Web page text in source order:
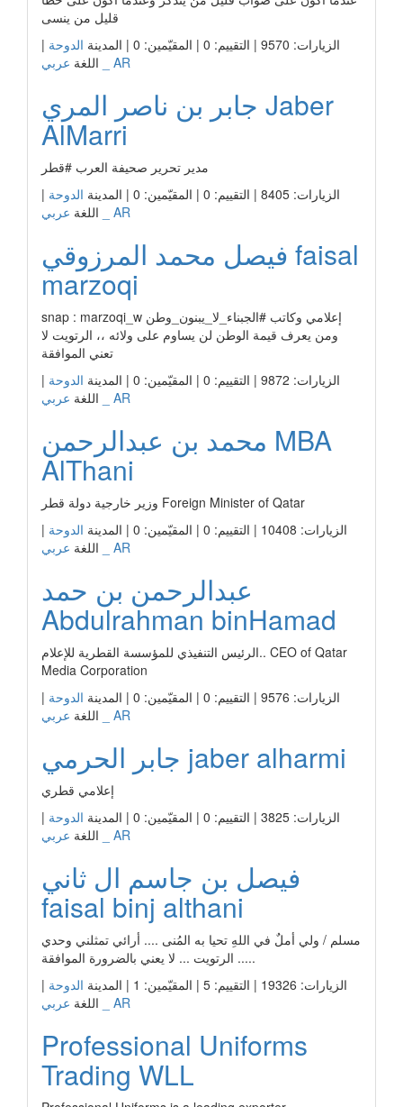
قليل من ينسى
الزيارات: 9570 | التقييم: 0 | المقيّمين: 0 | المدينة
الدوحة |
اللغة عربي _ AR
جابر بن ناصر المري Jaber
AlMarri
مدير تحرير صحيفة العرب #قطر
الزيارات: 8405 | التقييم: 0 | المقيّمين: 0 | المدينة
الدوحة |
اللغة عربي _ AR
فيصل محمد المرزوقي faisal
marzoqi
snap : marzoqi_w إعلامي وكاتب #الجبناء_لا_يبنون_وطن
ومن يعرف قيمة الوطن لن يساوم على وﻻئه ،، الرتويت لا
تعني الموافقة
الزيارات: 9872 | التقييم: 0 | المقيّمين: 0 | المدينة
الدوحة |
اللغة عربي _ AR
محمد بن عبدالرحمن MBA
AlThani
وزير خارجية دولة قطر Foreign Minister of Qatar
الزيارات: 10408 | التقييم: 0 | المقيّمين: 0 | المدينة
الدوحة |
اللغة عربي _ AR
عبدالرحمن بن حمد
Abdulrahman binHamad
الرئيس التنفيذي للمؤسسة القطرية للإعلام.. CEO of Qatar
Media Corporation
الزيارات: 9576 | التقييم: 0 | المقيّمين: 0 | المدينة
الدوحة |
اللغة عربي _ AR
جابر الحرمي jaber alharmi
إعلامي قطري
الزيارات: 3825 | التقييم: 0 | المقيّمين: 0 | المدينة
الدوحة |
اللغة عربي _ AR
فيصل بن جاسم ال ثاني
faisal binj althani
مسلم / ولي أملٌ في اللهِ تحيا به المُنى .... أرائي تمثلني وحدي
..... الرتويت ... لا يعني بالضرورة الموافقة
الزيارات: 19326 | التقييم: 5 | المقيّمين: 1 | المدينة
الدوحة |
اللغة عربي _ AR
Professional Uniforms
Trading WLL